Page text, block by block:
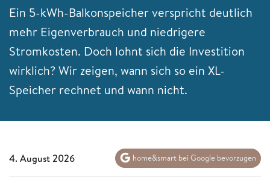
Ein 5-kWh-Balkonspeicher verspricht deutlich
mehr Eigenverbrauch und niedrigere
Stromkosten. Doch lohnt sich die Investition
wirklich? Wir zeigen, wann sich so ein XL-
Speicher rechnet und wann nicht.
4. August 2026 home&smart bei Google bevorzugen